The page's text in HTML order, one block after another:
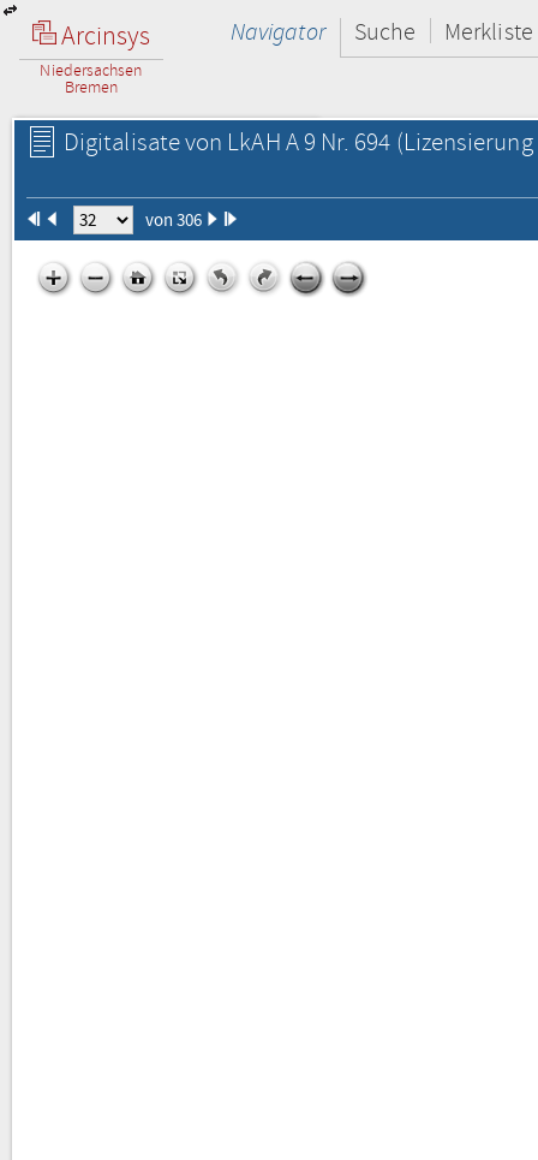
Arcinsys
Niedersachsen
Bremen
Navigator Suche Merkliste
Digitalisate von LkAH A 9 Nr. 694
von 306